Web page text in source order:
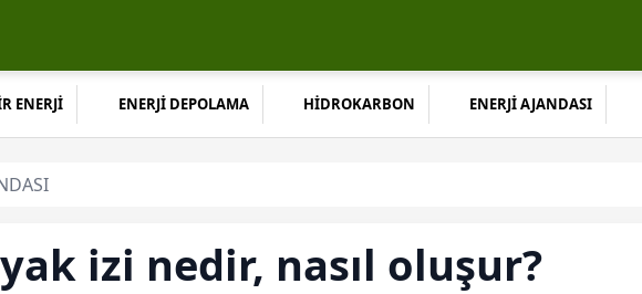
ENERJİ ENERJİ DEPOLAMA HİDROKARBON ENERJİ AJANDASI
izi nedir, nasıl oluşur?